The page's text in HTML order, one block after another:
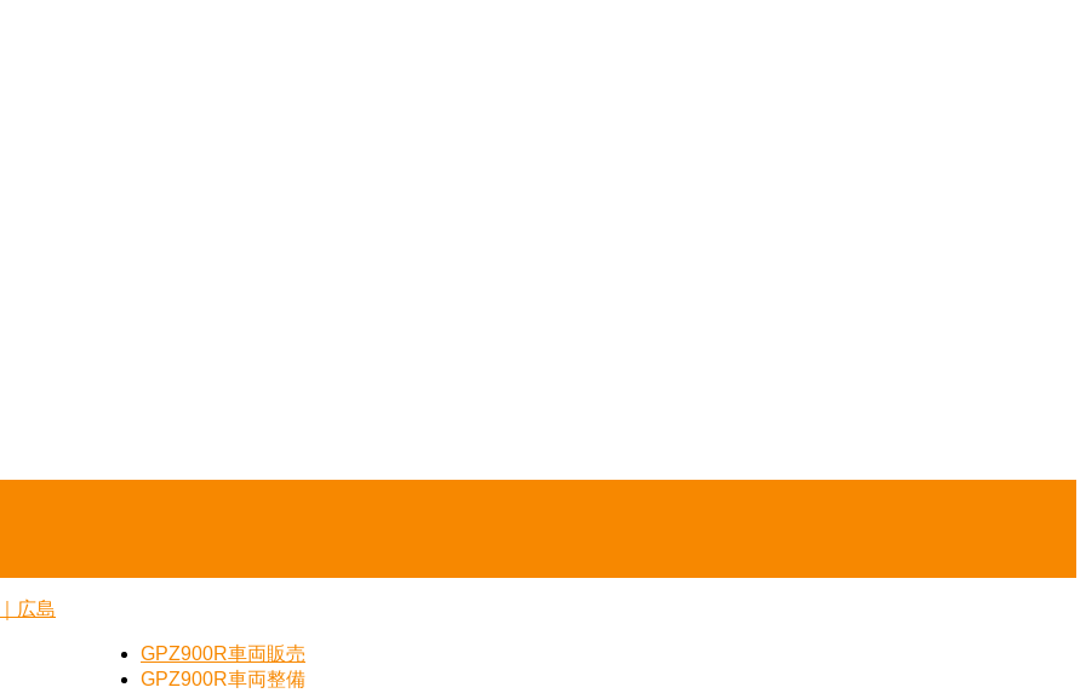
GPZ900R車両販売
GPZ900R車両整備